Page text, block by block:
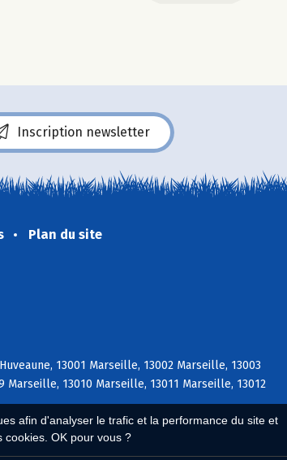
afin d'analyser le trafic et la performance du site et
OK pour vous ?
Inscription newsletter
Plan du site
13001 Marseille, 13002 Marseille, 13003
13010 Marseille, 13011 Marseille, 13012